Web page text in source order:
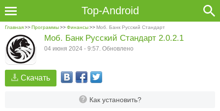
Top-Android
Главная>>Программы>>Финансы>> Моб. Банк Русский Стандарт
Скачать
Как установить?
Моб. Банк Русский Стандарт 2.0.2.1
04 июня 2024 - 9:57. Обновлено